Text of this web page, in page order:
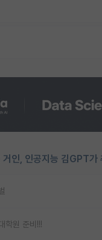
거인, 인공지능 김GPT
학원 준비!!!